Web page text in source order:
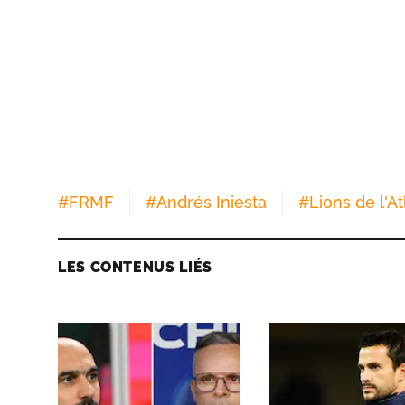
#FRMF #Andrés Iniesta #Lions de
LES CONTENUS LIÉS